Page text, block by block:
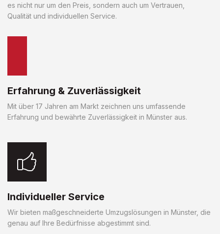
es nicht nur um den Preis, sondern auch um Vertrauen,
Qualität und individuellen Service.
Erfahrung & Zuverlässigkeit
Mit über 17 Jahren am Markt zeichnen uns umfassende
Erfahrung und bewährte Zuverlässigkeit in Münster aus.
Individueller Service
Wir bieten maßgeschneiderte Umzugslösungen in Münster, die
genau auf Ihre Bedürfnisse abgestimmt sind.